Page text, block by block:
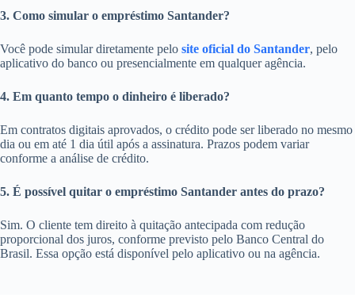
3. Como simular o empréstimo Santander?
Você pode simular diretamente pelo site oficial do Santander, pelo
aplicativo do banco ou presencialmente em qualquer agência.
4. Em quanto tempo o dinheiro é liberado?
Em contratos digitais aprovados, o crédito pode ser liberado no mesmo
dia ou em até 1 dia útil após a assinatura. Prazos podem variar
conforme a análise de crédito.
5. É possível quitar o empréstimo Santander antes do prazo?
Sim. O cliente tem direito à quitação antecipada com redução
proporcional dos juros, conforme previsto pelo Banco Central do
Brasil. Essa opção está disponível pelo aplicativo ou na agência.